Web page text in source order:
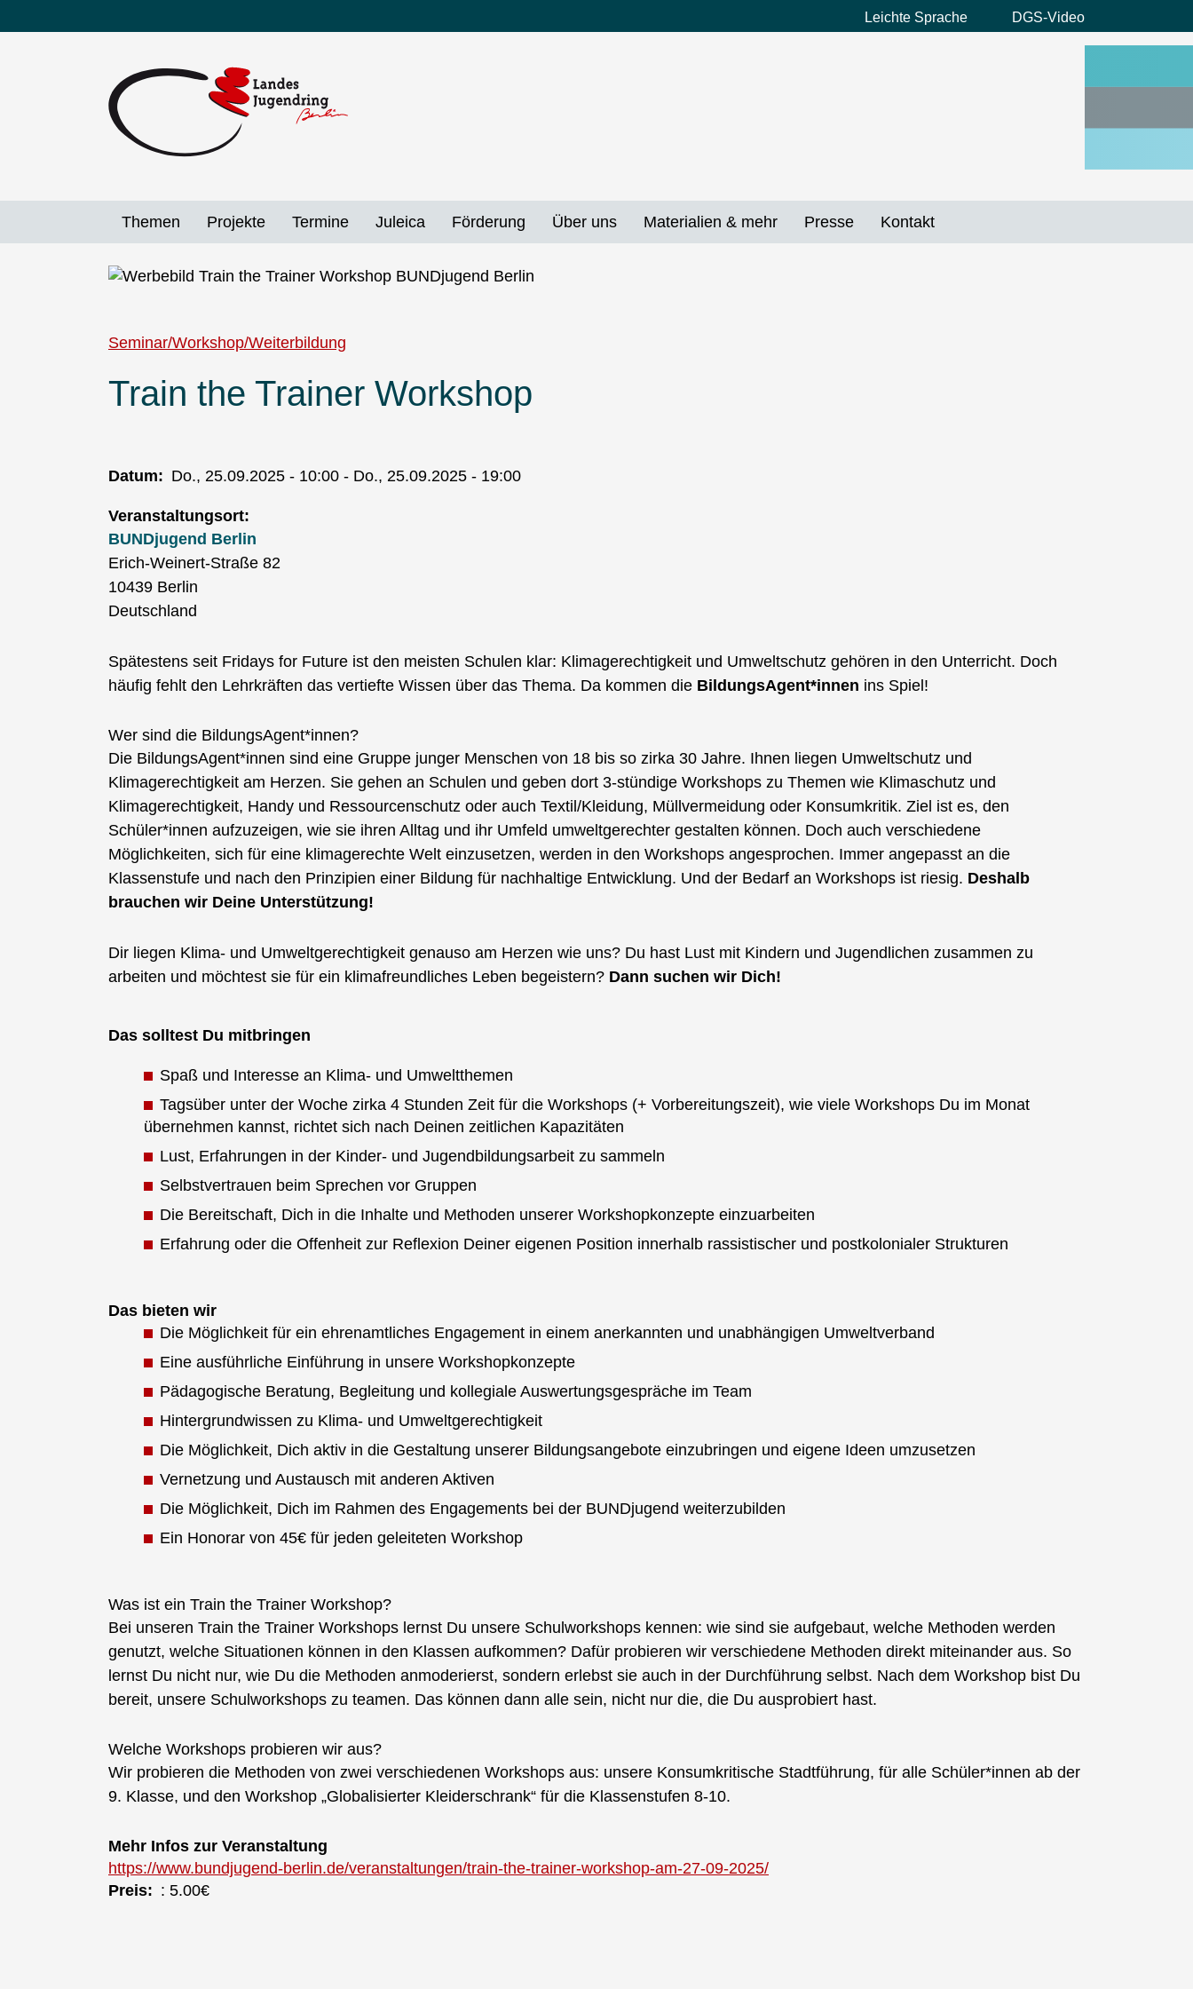
zum
Preheader
Leichte Sprache DGS-Video
Themen Projekte Termine Juleica Förderung Über uns Materialien & mehr Presse Kontakt
Seminar/Workshop/Weiterbildung
Train the Trainer Workshop
Datum Do., 25.09.2025 - 10:00 - Do., 25.09.2025 - 19:00
Veranstaltungsort
BUNDjugend Berlin
Erich-Weinert-Straße 82
10439 Berlin
Deutschland
Spätestens seit Fridays for Future ist den meisten Schulen klar: Klimagerechtigkeit und Umweltschutz gehören in den Unterricht. Doch
häufig fehlt den Lehrkräften das vertiefte Wissen über das Thema. Da kommen die BildungsAgent*innen ins Spiel!
Wer sind die BildungsAgent*innen?
Die BildungsAgent*innen sind eine Gruppe junger Menschen von 18 bis so zirka 30 Jahre. Ihnen liegen Umweltschutz und
Klimagerechtigkeit am Herzen. Sie gehen an Schulen und geben dort 3-stündige Workshops zu Themen wie Klimaschutz und
Klimagerechtigkeit, Handy und Ressourcenschutz oder auch Textil/Kleidung, Müllvermeidung oder Konsumkritik. Ziel ist es, den
Schüler*innen aufzuzeigen, wie sie ihren Alltag und ihr Umfeld umweltgerechter gestalten können. Doch auch verschiedene
Möglichkeiten, sich für eine klimagerechte Welt einzusetzen, werden in den Workshops angesprochen. Immer angepasst an die
Klassenstufe und nach den Prinzipien einer Bildung für nachhaltige Entwicklung. Und der Bedarf an Workshops ist riesig. Deshalb
brauchen wir Deine Unterstützung!
Dir liegen Klima- und Umweltgerechtigkeit genauso am Herzen wie uns? Du hast Lust mit Kindern und Jugendlichen zusammen zu
arbeiten und möchtest sie für ein klimafreundliches Leben begeistern? Dann suchen wir Dich!
Das solltest Du mitbringen
Spaß und Interesse an Klima- und Umweltthemen
Tagsüber unter der Woche zirka 4 Stunden Zeit für die Workshops (+ Vorbereitungszeit), wie viele Workshops Du im Monat
übernehmen kannst, richtet sich nach Deinen zeitlichen Kapazitäten
Lust, Erfahrungen in der Kinder- und Jugendbildungsarbeit zu sammeln
Selbstvertrauen beim Sprechen vor Gruppen
Die Bereitschaft, Dich in die Inhalte und Methoden unserer Workshopkonzepte einzuarbeiten
Erfahrung oder die Offenheit zur Reflexion Deiner eigenen Position innerhalb rassistischer und postkolonialer Strukturen
Das bieten wir
Die Möglichkeit für ein ehrenamtliches Engagement in einem anerkannten und unabhängigen Umweltverband
Eine ausführliche Einführung in unsere Workshopkonzepte
Pädagogische Beratung, Begleitung und kollegiale Auswertungsgespräche im Team
Hintergrundwissen zu Klima- und Umweltgerechtigkeit
Die Möglichkeit, Dich aktiv in die Gestaltung unserer Bildungsangebote einzubringen und eigene Ideen umzusetzen
Vernetzung und Austausch mit anderen Aktiven
Die Möglichkeit, Dich im Rahmen des Engagements bei der BUNDjugend weiterzubilden
Ein Honorar von 45€ für jeden geleiteten Workshop
Was ist ein Train the Trainer Workshop?
Bei unseren Train the Trainer Workshops lernst Du unsere Schulworkshops kennen: wie sind sie aufgebaut, welche Methoden werden
genutzt, welche Situationen können in den Klassen aufkommen? Dafür probieren wir verschiedene Methoden direkt miteinander aus. So
lernst Du nicht nur, wie Du die Methoden anmoderierst, sondern erlebst sie auch in der Durchführung selbst. Nach dem Workshop bist Du
bereit, unsere Schulworkshops zu teamen. Das können dann alle sein, nicht nur die, die Du ausprobiert hast.
Welche Workshops probieren wir aus?
Wir probieren die Methoden von zwei verschiedenen Workshops aus: unsere Konsumkritische Stadtführung, für alle Schüler*innen ab der
9. Klasse, und den Workshop „Globalisierter Kleiderschrank“ für die Klassenstufen 8-10.
Mehr Infos zur Veranstaltung
https://www.bundjugend-berlin.de/veranstaltungen/train-the-trainer-workshop-am-27-09-2025/
Preis
: 5.00€